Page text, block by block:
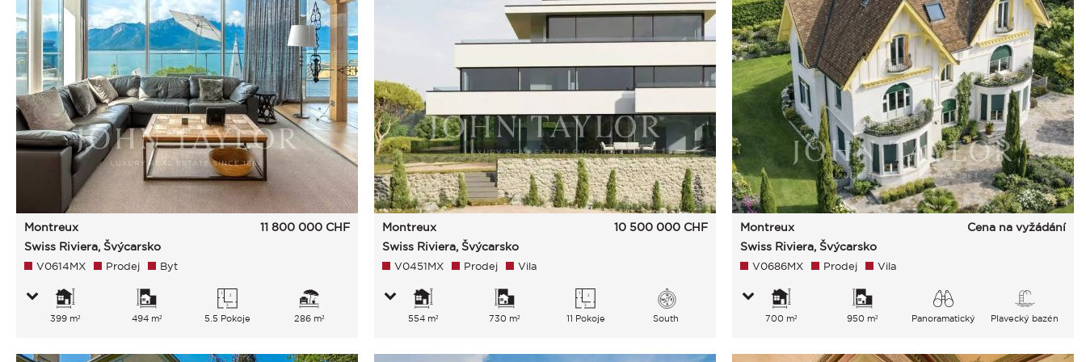
Montreux
Swiss Riviera, Švýcarsko
11 800 000 CHF
V0614MX Prodej Byt
399 m² 494 m² 5.5 Pokoje 286 m²
Montreux
Swiss Riviera, Švýcarsko
10 500 000 CHF
V0451MX Prodej Vila
554 m² 730 m² 11 Pokoje South
Montreux
Swiss Riviera, Švýcarsko
Cena na vyžádání
V0686MX Prodej Vila
700 m² 950 m²
Panoramatický
Plavecký bazén